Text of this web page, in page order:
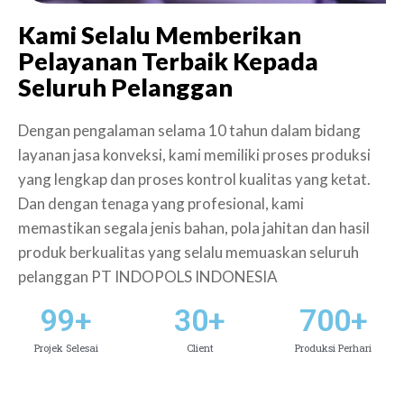
Kami Selalu Memberikan
Pelayanan Terbaik Kepada
Seluruh Pelanggan
Dengan pengalaman selama 10 tahun dalam bidang
layanan jasa konveksi, kami memiliki proses produksi
yang lengkap dan proses kontrol kualitas yang ketat.
Dan dengan tenaga yang profesional, kami
memastikan segala jenis bahan, pola jahitan dan hasil
produk berkualitas yang selalu memuaskan seluruh
pelanggan PT INDOPOLS INDONESIA
99+
Projek Selesai
30+
Client
700+
Produksi Perhari